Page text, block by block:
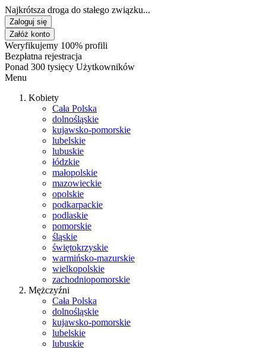
Najkrótsza droga do stałego związku...
Zaloguj się
Załóż konto
Weryfikujemy 100% profili
Bezpłatna rejestracja
Ponad 300 tysięcy Użytkowników
Menu
Kobiety
Cała Polska
dolnośląskie
kujawsko-pomorskie
lubelskie
lubuskie
łódzkie
małopolskie
mazowieckie
opolskie
podkarpackie
podlaskie
pomorskie
śląskie
świętokrzyskie
warmińsko-mazurskie
wielkopolskie
zachodniopomorskie
Mężczyźni
Cała Polska
dolnośląskie
kujawsko-pomorskie
lubelskie
lubuskie